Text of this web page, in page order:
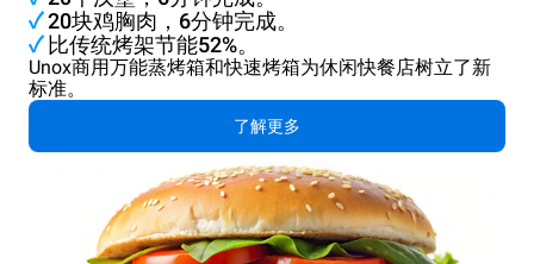
✓20块鸡胸肉，6分钟完成。
✓比传统烤架节能52%。
Unox商用万能蒸烤箱和快速烤箱为休闲快餐店树立了新
标准。
了解更多